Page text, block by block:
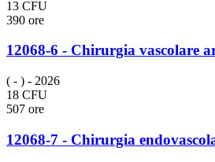
13 CFU
390 ore
12068-6 - Chirurgia vascolare
( - ) - 2026
18 CFU
507 ore
12068-7 - Chirurgia